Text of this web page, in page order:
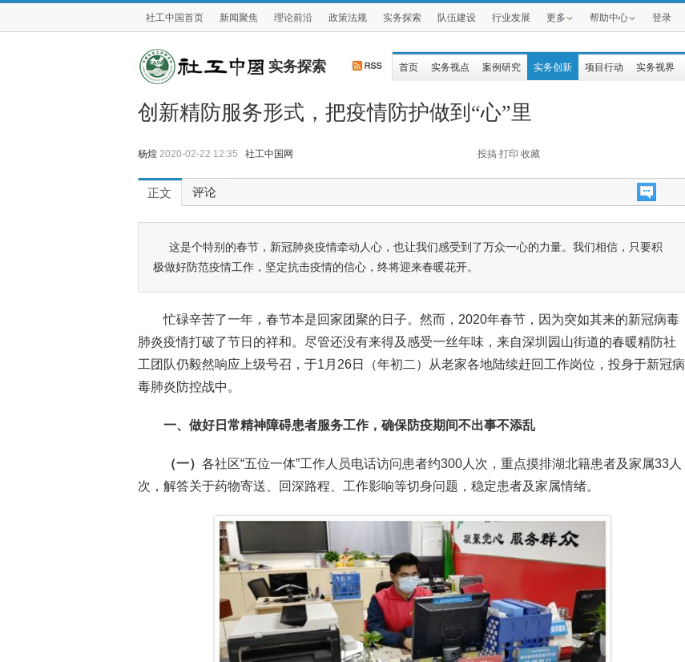
社工中国首页 新闻聚焦 理论前沿 政策法规 实务探索 队伍建设 行业发展 更多 帮助中心 登录
实务探索 首页 实务视点 案例研究 实务创新 项目行动 实务视界
创新精防服务形式，把疫情防护做到“心”里
杨煌 2020-02-22 12:35 社工中国网 投搞 打印 收藏
正文 评论
这是个特别的春节，新冠肺炎疫情牵动人心，也让我们感受到了万众一心的力量。我们相信，只要积
极做好防范疫情工作，坚定抗击疫情的信心，终将迎来春暖花开。
忙碌辛苦了一年，春节本是回家团聚的日子。然而，2020年春节，因为突如其来的新冠病毒
肺炎疫情打破了节日的祥和。尽管还没有来得及感受一丝年味，来自深圳园山街道的春暖精防社
工团队仍毅然响应上级号召，于1月26日（年初二）从老家各地陆续赶回工作岗位，投身于新冠病
毒肺炎防控战中。
一、做好日常精神障碍患者服务工作，确保防疫期间不出事不添乱
（一） 各社区“五位一体”工作人员电话访问患者约300人次，重点摸排湖北籍患者及家属33人
次，解答关于药物寄送、回深路程、工作影响等切身问题，稳定患者及家属情绪。